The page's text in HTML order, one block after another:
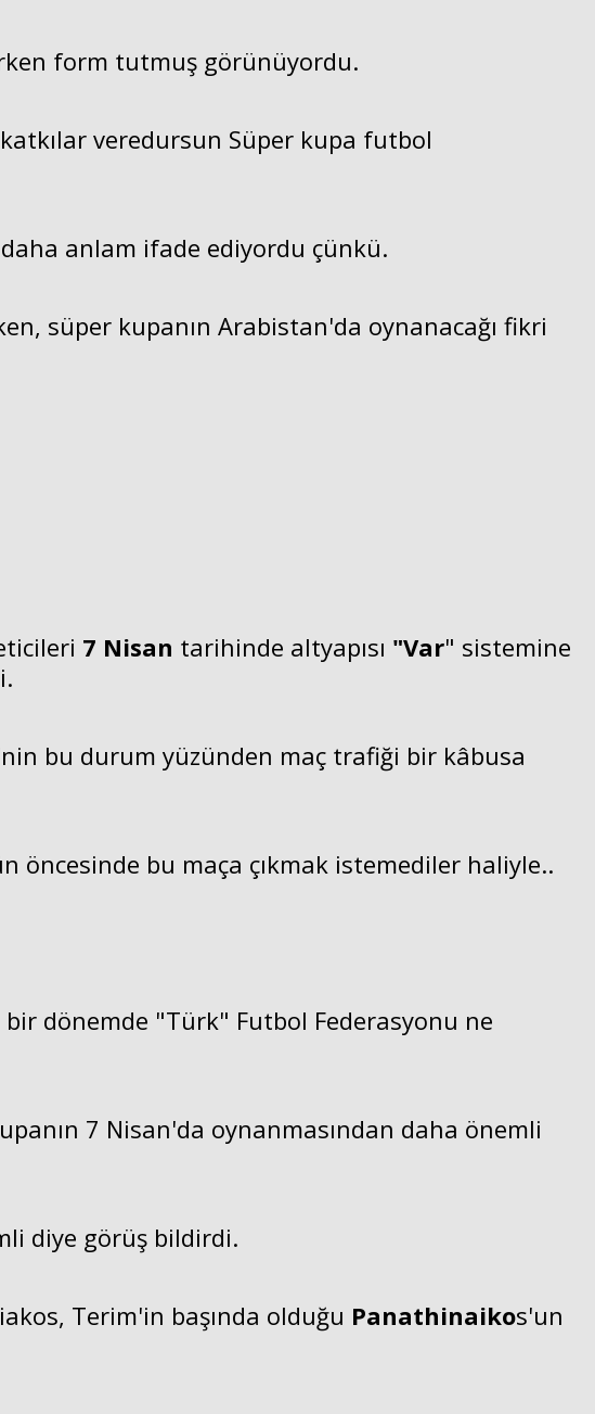
form tutmuş görünüyordu.
katkılar veredursun Süper kupa futbol
anlam ifade ediyordu çünkü.
süper kupanın Arabistan'da oynanacağı fikri
7 Nisan tarihinde altyapısı "Var" sistemine
bu durum yüzünden maç trafiği bir kâbusa
öncesinde bu maça çıkmak istemediler haliyle..
dönemde "Türk" Futbol Federasyonu ne
7 Nisan'da oynanmasından daha önemli
diye görüş bildirdi.
Terim'in başında olduğu Panathinaikos'un